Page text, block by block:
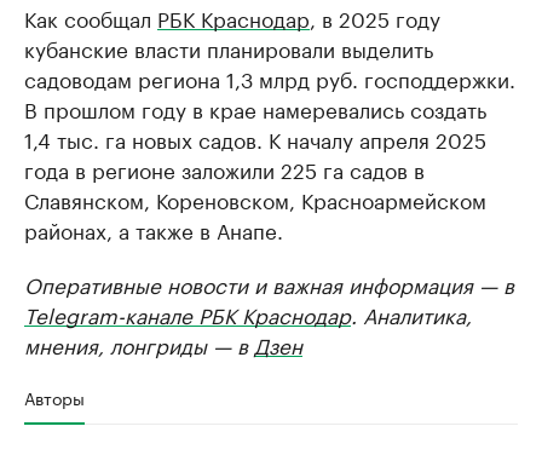
Как сообщал РБК Краснодар , в 2025 году
кубанские власти планировали выделить
садоводам региона 1,3 млрд руб. господдержки.
В прошлом году в крае намеревались создать
1,4 тыс. га новых садов. К началу апреля 2025
года в регионе заложили 225 га садов в
Славянском, Кореновском, Красноармейском
районах, а также в Анапе.
Оперативные новости и важная информация — в
Telegram-канале РБК Краснодар. Аналитика,
мнения, лонгриды — в Дзен
Авторы